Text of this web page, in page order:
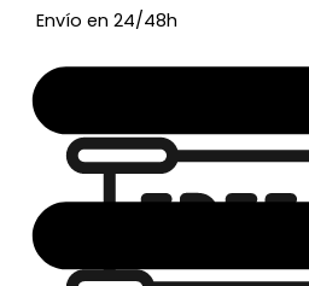
Envío en 24/48h